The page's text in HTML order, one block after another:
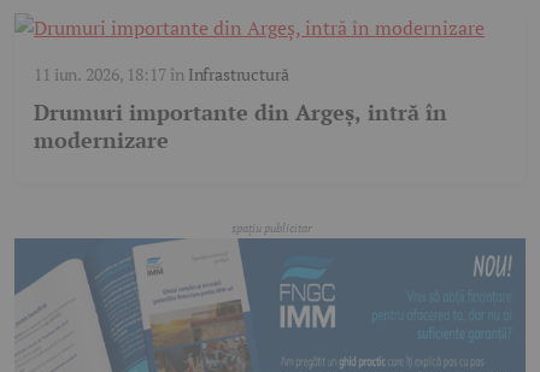
11 iun. 2026, 18:17în Infrastructură
Drumuri importante din Argeș, intră în
modernizare